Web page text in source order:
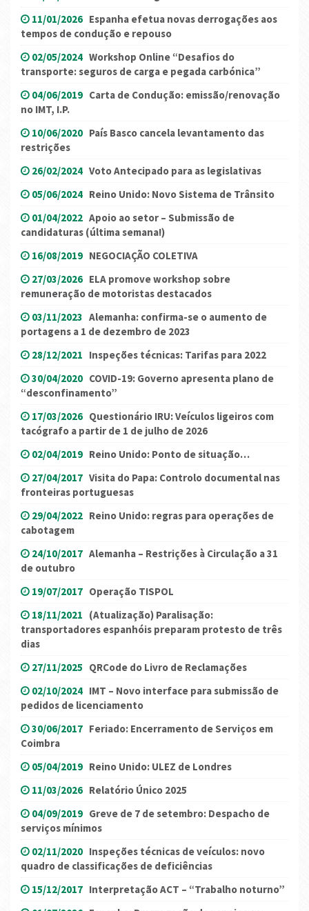
11/01/2026 Espanha efetua novas derrogações aos
tempos de condução e repouso
02/05/2024 Workshop Online “Desafios do
transporte: seguros de carga e pegada carbónica”
04/06/2019 Carta de Condução: emissão/renovação
no IMT, I.P.
10/06/2020 País Basco cancela levantamento das
restrições
26/02/2024 Voto Antecipado para as legislativas
05/06/2024 Reino Unido: Novo Sistema de Trânsito
01/04/2022 Apoio ao setor – Submissão de
candidaturas (última semana!)
16/08/2019 NEGOCIAÇÃO COLETIVA
27/03/2026 ELA promove workshop sobre
remuneração de motoristas destacados
03/11/2023 Alemanha: confirma-se o aumento de
portagens a 1 de dezembro de 2023
28/12/2021 Inspeções técnicas: Tarifas para 2022
30/04/2020 COVID-19: Governo apresenta plano de
“desconfinamento”
17/03/2026 Questionário IRU: Veículos ligeiros com
tacógrafo a partir de 1 de julho de 2026
02/04/2019 Reino Unido: Ponto de situação…
27/04/2017 Visita do Papa: Controlo documental nas
fronteiras portuguesas
29/04/2022 Reino Unido: regras para operações de
cabotagem
24/10/2017 Alemanha – Restrições à Circulação a 31
de outubro
19/07/2017 Operação TISPOL
18/11/2021 (Atualização) Paralisação:
transportadores espanhóis preparam protesto de três
dias
27/11/2025 QRCode do Livro de Reclamações
02/10/2024 IMT – Novo interface para submissão de
pedidos de licenciamento
30/06/2017 Feriado: Encerramento de Serviços em
Coimbra
05/04/2019 Reino Unido: ULEZ de Londres
11/03/2026 Relatório Único 2025
04/09/2019 Greve de 7 de setembro: Despacho de
serviços mínimos
02/11/2020 Inspeções técnicas de veículos: novo
quadro de classificações de deficiências
15/12/2017 Interpretação ACT – “Trabalho noturno”